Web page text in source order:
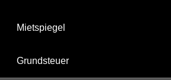
Mietspiegel
Grundsteuer